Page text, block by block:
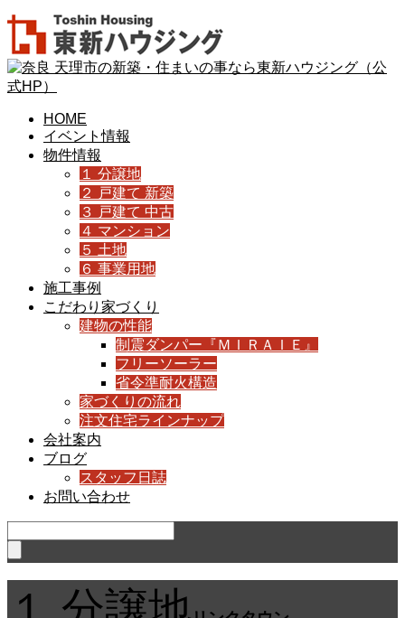
HOME
イベント情報
物件情報
１ 分譲地
２ 戸建て 新築
３ 戸建て 中古
４ マンション
５ 土地
６ 事業用地
施工事例
こだわり家づくり
建物の性能
制震ダンパー『ＭＩＲＡＩＥ』
フリーソーラー
省令準耐火構造
家づくりの流れ
注文住宅ラインナップ
会社案内
ブログ
スタッフ日誌
お問い合わせ
１ 分譲地